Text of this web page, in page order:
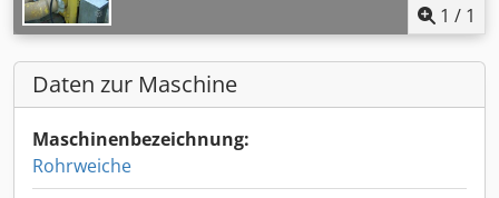
1 / 1
Daten zur Maschine
Maschinenbezeichnung:
Rohrweiche